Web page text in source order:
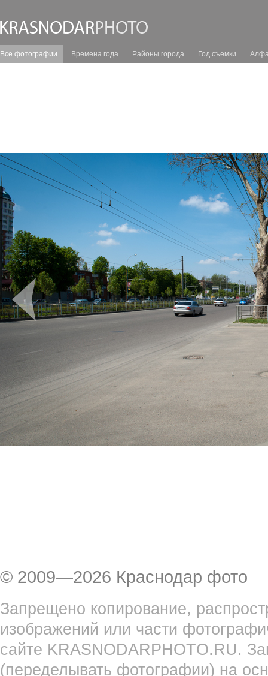
Все фотографии Времена года Районы города Год съемки
© 2009—2026 Краснодар фото
Запрещено копирование,
изображений или части
сайте KRASNODARPHOTO.RU.
(переделывать фотографии) на